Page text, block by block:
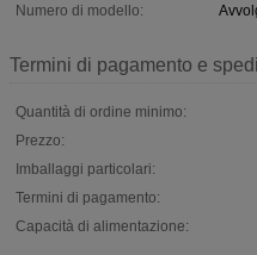
Numero di modello:
Termini di pagamento e
Quantità di ordine minimo:
Prezzo:
Imballaggi particolari:
Termini di pagamento:
Capacità di alimentazione: